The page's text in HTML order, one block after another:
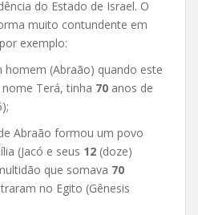
do Estado de Israel. O
muito contundente em
exemplo:
homem (Abraão) quando este
Terá, tinha 70 anos de
Abraão formou um povo
(Jacó e seus 12 (doze)
que somava 70
no Egito (Gênesis